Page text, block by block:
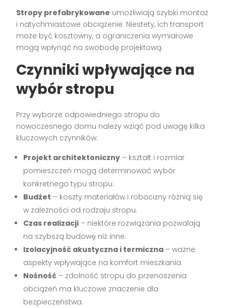
Stropy prefabrykowane umożliwiają szybki montaż
i natychmiastowe obciążenie. Niestety, ich transport
może być kosztowny, a ograniczenia wymiarowe
mogą wpłynąć na swobodę projektową.
Czynniki wpływające na
wybór stropu
Przy wyborze odpowiedniego stropu do
nowoczesnego domu należy wziąć pod uwagę kilka
kluczowych czynników:
Projekt architektoniczny – kształt i rozmiar
pomieszczeń mogą determinować wybór
konkretnego typu stropu.
Budżet – koszty materiałów i robocizny różnią się
w zależności od rodzaju stropu.
Czas realizacji – niektóre rozwiązania pozwalają
na szybszą budowę niż inne.
Izolacyjność akustyczna i termiczna – ważne
aspekty wpływające na komfort mieszkania.
Nośność – zdolność stropu do przenoszenia
obciążeń ma kluczowe znaczenie dla
bezpieczeństwa.